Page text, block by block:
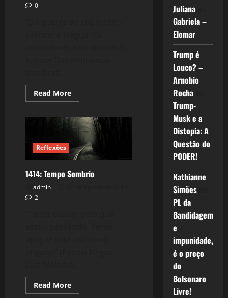
0
Read MoreRead
more
O
Novo
Estado
Neofascista.
Reflexões
1414: Tempo Sombrio
admin
2
Read MoreRead
more
Julianaem
Gabriela –
Elomar
Trump é
Louco? –
Arnobio
Rochaem
Trump-
Musk e a
Distopia: A
Questão do
PODER!
Kathianne
Simõesem
PL da
Bandidagem
e
impunidade,
é o preço
do
Bolsonaro
Livre!